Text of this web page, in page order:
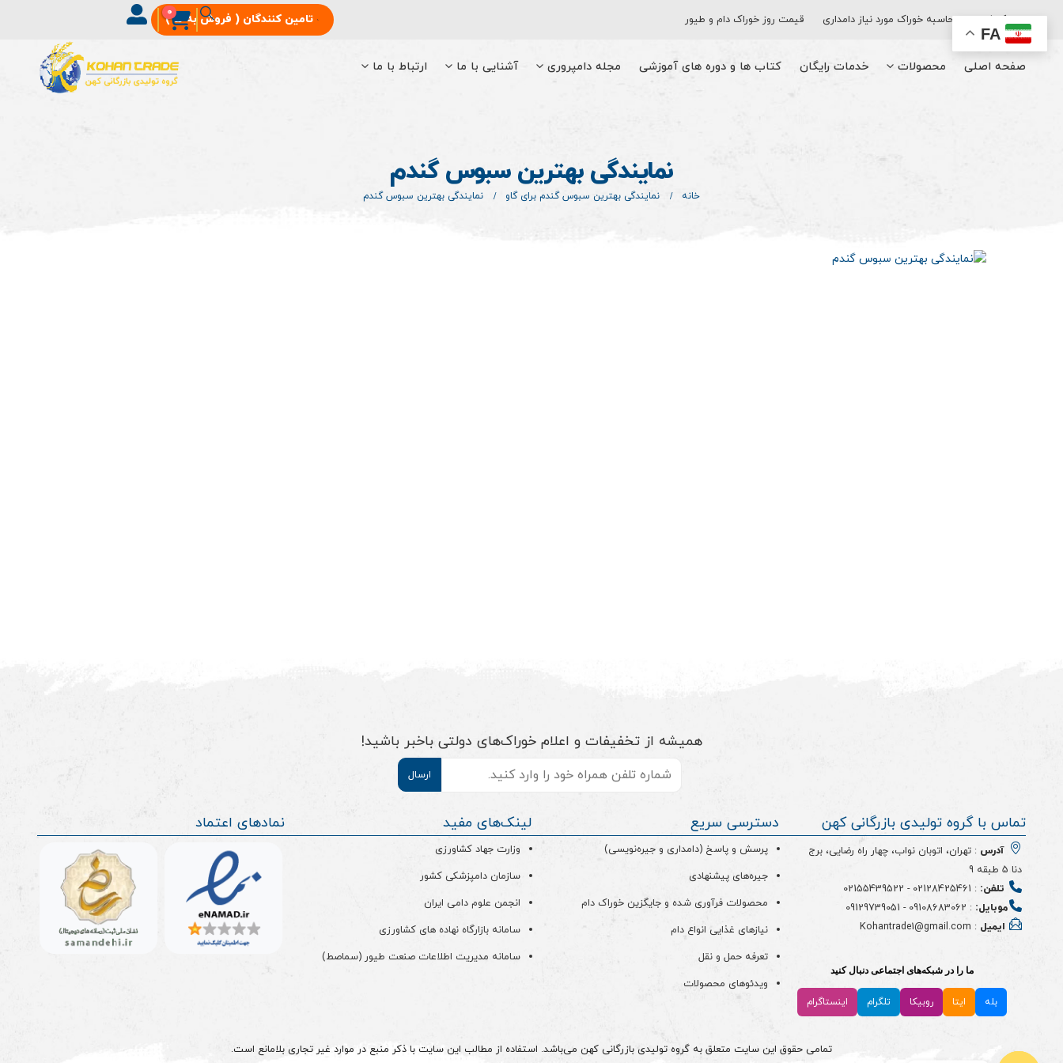
اپلیکیشن محاسبه خوراک مورد نیاز دامداری قیمت روز خوراک دام و طیور تامین‌ کنندگان ( فروش به ما )
0
صفحه اصلی محصولات خدمات رایگان کتاب‌ ها و دوره های آموزشی مجله دامپروری آشنایی با ما ارتباط با ما
نمایندگی بهترین سبوس گندم
خانه نمایندگی بهترین سبوس گندم برای گاو نمایندگی بهترین سبوس گندم
همیشه از تخفیفات و اعلام خوراک‌های دولتی باخبر باشید!
تماس با گروه تولیدی بازرگانی کهن
آدرس : تهران، اتوبان نواب، چهار راه رضایی، برج
دنا 5 طبقه 9
تلفن: :
02128425461
-
02155439522
موبایل: :
09108683062
-
09129739051
ایمیل : Kohantrade1@gmail.com
ما را در شبکه‌های اجتماعی دنبال کنید
بله ایتا روبیکا تلگرام اینستاگرام
دسترسی سریع
پرسش و پاسخ (دامداری و جیره‌نویسی)
جیره‌های پیشنهادی
محصولات فرآوری شده و جایگزین خوراک دام
نیازهای غذایی انواع دام
تعرفه حمل و نقل
ویدئو‌های محصولات
لینک‌های مفید
وزارت جهاد کشاورزی
سازمان دامپزشکی کشور
انجمن علوم دامی ایران
سامانه بازارگاه نهاده های کشاورزی
سامانه مدیریت اطلاعات صنعت طیور (سماصط)
نمادهای اعتماد
تمامی حقوق این سایت متعلق به گروه تولیدی بازرگانی کهن می‌باشد. استفاده از مطالب این سایت با ذکر منبع در موارد غیر تجاری بلامانع است.
FA